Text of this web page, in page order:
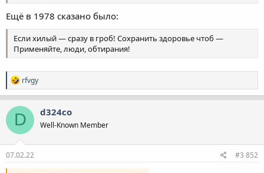
Ещё в 1978 сказано было:
Если хилый — сразу в гроб! Сохранить здоровье чтоб —
Применяйте, люди, обтирания!
Р
е
а
к
ц
і
ї
:
rfvgy
D d324co
Well-Known Member
07.02.22 #3 852